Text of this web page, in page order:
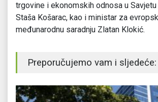
trgovine i ekonomskih odnosa u
Staša Košarac, kao i ministar za
međunarodnu saradnju Zlatan Klokić.
Preporučujemo vam i sljedeće: